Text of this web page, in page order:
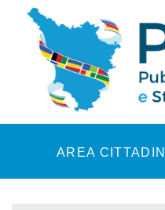
Skip to main content
AREA CITTADINI